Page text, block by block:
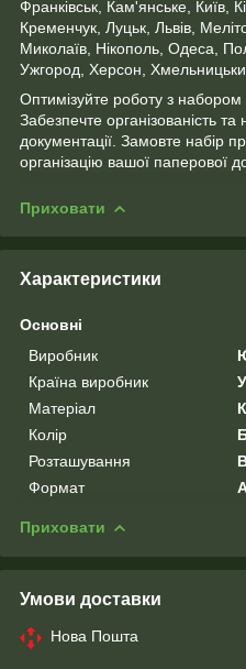
Франківськ, Кам'янське, Київ,
Кременчук, Луцьк, Львів,
Миколаїв, Нікополь, Одеса,
Ужгород, Херсон,
Оптимізуйте роботу з набором
Забезпечте організованість та
документації. Замовте набір
організацію вашої паперової
Приховати
Характеристики
Основні
Виробник
Країна виробник
Матеріал
Колір
Розташування
Формат
Приховати
Умови доставки
Нова Пошта